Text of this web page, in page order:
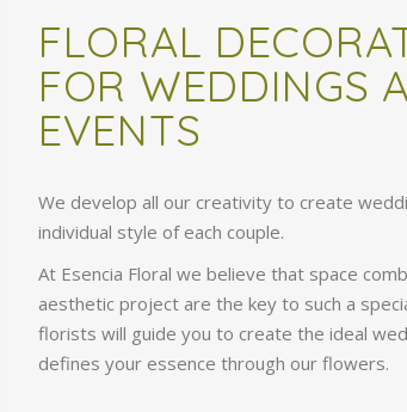
FLORAL
FOR WEDDINGS
EVENTS
We develop all our creativity to create
individual style of each couple.
At Esencia Floral we believe that space
aesthetic project are the key to such a
florists will guide you to create the ideal
defines your essence through our flowers.